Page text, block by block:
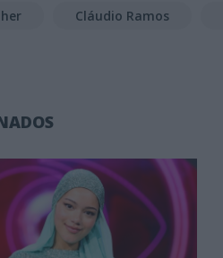
Cláudio Ramos